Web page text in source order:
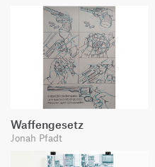
Waffengesetz
Jonah Pfadt